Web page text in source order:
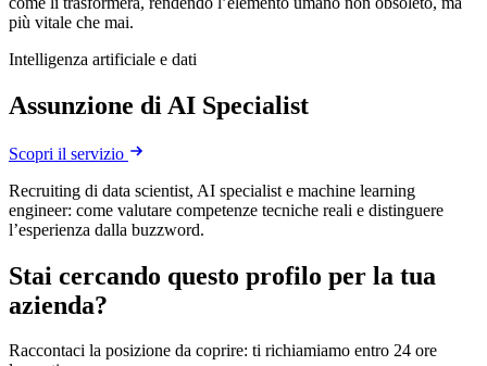
più vitale che mai.
Intelligenza artificiale e dati
Assunzione di AI Specialist
Scopri il servizio
Recruiting di data scientist, AI specialist e machine learning
engineer: come valutare competenze tecniche reali e distinguere
l’esperienza dalla buzzword.
Stai cercando questo profilo per la tua
azienda?
Raccontaci la posizione da coprire: ti richiamiamo entro 24 ore